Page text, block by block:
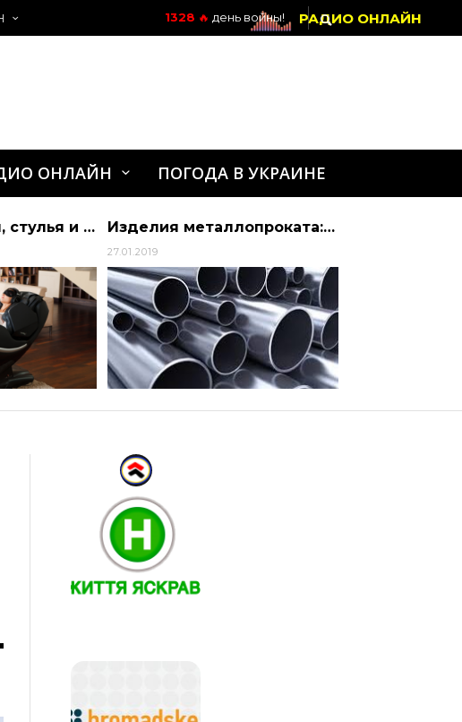
РАДИО ОНЛАЙН
1328 🔥день войны!
ОНЛАЙН ПОГОДА В УКРАИНЕ
Массаж — столы, стулья и другие аксессуары для массажа Изделия металлопроката: выбираем стальные трубы
27.01.2019